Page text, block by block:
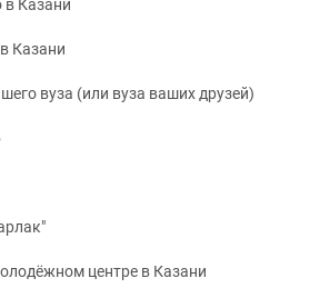
в Казани
Казани
вуза (или вуза ваших друзей)
центре в Казани